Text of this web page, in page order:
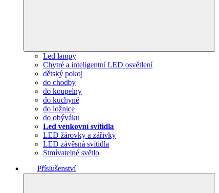
Led lampy
Chytré a inteligentní LED osvětlení
dětský pokoj
do chodby
do koupelny
do kuchyně
do ložnice
do obýváku
Led venkovní svítidla
LED žárovky a zářivky
LED závěsná svítidla
Stmívatelné světlo
Příslušenství